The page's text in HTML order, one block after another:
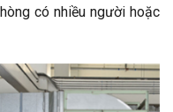
có nhiều người hoặc